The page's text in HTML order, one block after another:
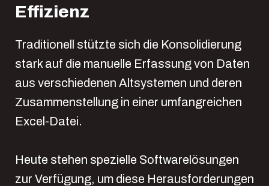
Effizienz
Traditionell stützte sich die Konsolidierung
stark auf die manuelle Erfassung von Daten
aus verschiedenen Altsystemen und deren
Zusammenstellung in einer umfangreichen
Excel-Datei.
Heute stehen spezielle Softwarelösungen
zur Verfügung, um diese Herausforderungen